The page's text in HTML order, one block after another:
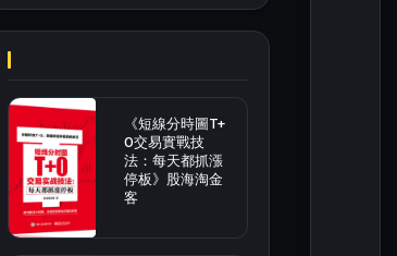
《短線分時圖T+
0交易實戰技
法：每天都抓漲
停板》股海淘金
客